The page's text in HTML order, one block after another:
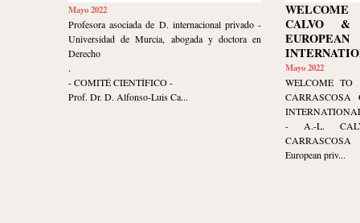
Mayo 2022
Profesora asociada de D. internacional privado -
Universidad de Murcia, abogada y doctora en
Derecho
.
- COMITÉ CIENTÍFICO -
Prof. Dr. D. Alfonso-Luis Ca...
CALVO &
Mayo 2022
WELCOME
CARRASCOSA
- A.-L.
European priv...